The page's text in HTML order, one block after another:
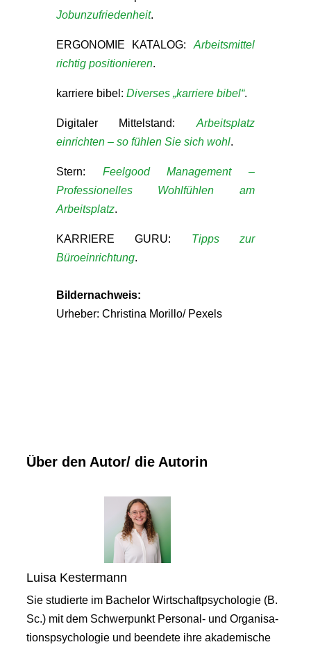
Jobunzufriedenheit.
ERGONOMIE KATALOG:Arbeitsmittel
richtig positionieren.
karriere bibel: Diverses „karriere bibel“.
Digitaler Mittelstand:Arbeitsplatz
einrichten – so fühlen Sie sich wohl.
Stern: Feelgood Management –
Professionelles Wohlfühlen am
Arbeitsplatz.
KARRIERE GURU: Tipps zur
Büroeinrichtung.
Bildernachweis:
Urheber: Christina Morillo/ Pexels
Über den Autor/ die Autorin
Luisa Kestermann
Sie studierte im Bachelor Wirtschaftpsychologie (B.
Sc.) mit dem Schwerpunkt Personal- und Organisa-
tionspsychologie und beendete ihre akademische